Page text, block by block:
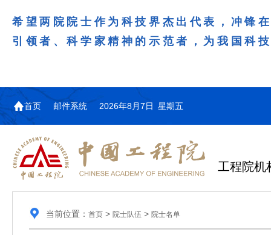
希望两院院士作为科技界杰出代表，冲锋
引领者、科学家精神的示范者，为我国科
首页 邮件系统 2026年8月7日 星期五
工程院机
当前位置： 首页> 院士队伍 > 院士名单